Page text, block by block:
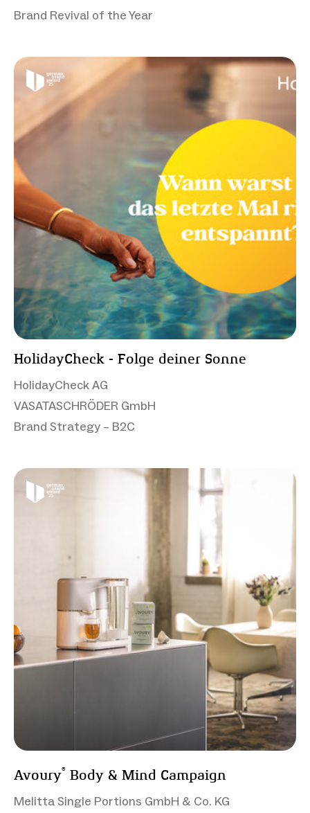
Brand Revival of the Year
HolidayCheck - Folge deiner Sonne
HolidayCheck AG
VASATASCHRÖDER GmbH
Brand Strategy – B2C
Avoury® Body & Mind Campaign
Melitta Single Portions GmbH & Co. KG